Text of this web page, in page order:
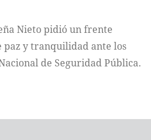
Nieto pidió un frente
paz y tranquilidad ante los
de Seguridad Pública.